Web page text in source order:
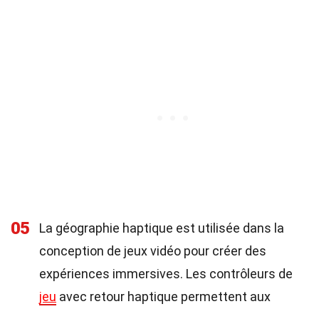
05
La géographie haptique est utilisée dans la
conception de jeux vidéo pour créer des
expériences immersives. Les contrôleurs de
jeu avec retour haptique permettent aux